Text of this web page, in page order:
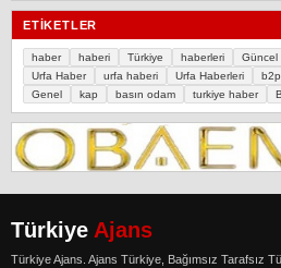
ETIKETLER
haber haberi Türkiye haberleri Güncel
Urfa Haber
urfa haberi Urfa Haberleri
Genel
kap basın odam turkiye haber
Türkiye Ajans
Türkiye Ajans. Ajans Türkiye, Bağımsız Tarafsız